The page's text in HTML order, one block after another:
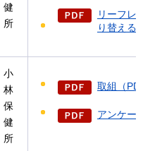
健
所
リーフレ
り替える
小
林
保
健
所
取組（
アンケー